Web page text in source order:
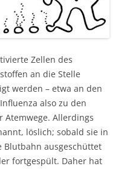
Zellen des
an die Stelle
werden – etwa an den
also zu den
Allerdings
löslich; sobald sie in
Blutbahn ausgeschüttet
fortgespült. Daher hat